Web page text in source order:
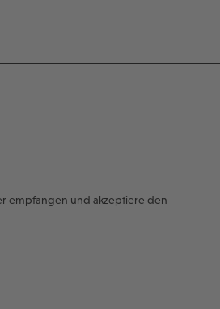
empfangen und akzeptiere den